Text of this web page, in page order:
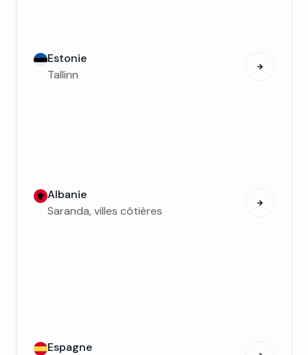
Estonie
Tallinn
Albanie
Saranda, villes côtières
Espagne